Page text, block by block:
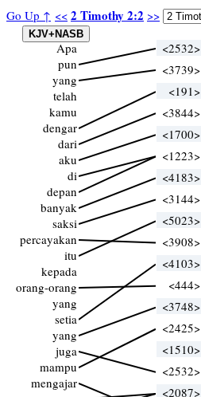
Go Up ↑ << 2 Timothy 2:2 >>
Apa
pun
yang
telah
kamu
dengar
dari
aku
di
depan
banyak
saksi
percayakan
itu
kepada
orang-orang
yang
setia
yang
juga
mampu
mengajar
<2532>
<3739>
<191>
<3844>
<1700>
<1223>
<4183>
<3144>
<5023>
<3908>
<4103>
<444>
<3748>
<2425>
<1510>
<2532>
<2087>